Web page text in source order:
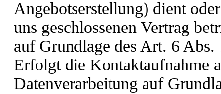
Angebotserstellung) dient
uns geschlossenen Vertrag
auf Grundlage des Art. 6
Erfolgt die Kontaktaufnahme
Datenverarbeitung auf